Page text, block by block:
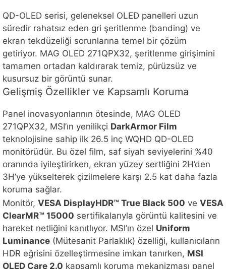
QD-OLED serisi, geleneksel OLED panelleri uzun
süredir rahatsız eden gri şeritlenme (banding) ve
ekran tekdüzeliği sorunlarına temel bir çözüm
getiriyor. MAG OLED 271QPX32, şeritlenme girişimini
tamamen ortadan kaldırarak temiz, pürüzsüz ve
kusursuz bir görüntü sunar.
Gelişmiş Özellikler ve Kapsamlı Koruma
Panel inovasyonlarının ötesinde, MAG OLED
271QPX32, MSI’ın yenilikçi DarkArmor Film
teknolojisine sahip ilk 26.5 inç WQHD QD-OLED
monitörüdür. Bu özel film, saf siyah seviyelerini %40
oranında iyileştirirken, ekran yüzey sertliğini 2H’den
3H’ye yükselterek çizilmelere karşı 2.5 kat daha fazla
koruma sağlar.
Monitör, VESA DisplayHDR™ True Black 500 ve VESA
ClearMR™ 15000 sertifikalarıyla görüntü kalitesini ve
hareket netliğini kanıtlıyor. MSI’ın özel Uniform
Luminance (Mütesanit Parlaklık) özelliği, kullanıcıların
HDR eğrisini özelleştirmesine imkan tanırken, MSI
OLED Care 2.0 kapsamlı koruma mekanizması panel